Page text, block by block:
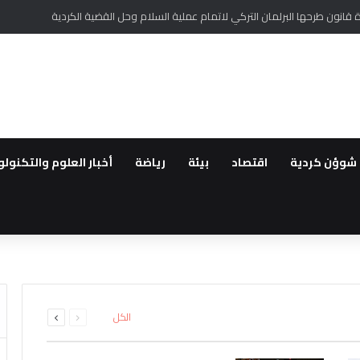
أممي من تغلغل لتنظيم داعش في سوريا وتهديده السلم الأهلي
شوؤن كردية اقتصاد بيئة رياضة أخبار العلوم
بانتمائهما إلى تنظيم
العراقية ترفع
..مهجروا سري كانية
لأهالي عفرين
الأملاك…استمرار
الحفر العشوائي للآبار في
الكل الصفحةالصفحة